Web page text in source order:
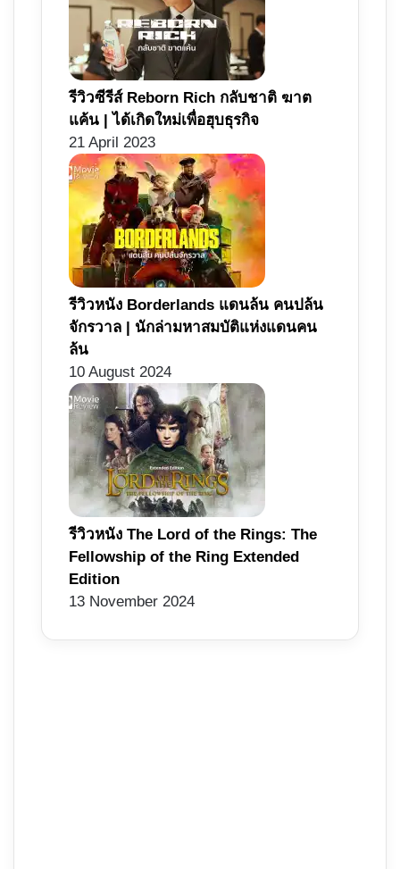
รีวิวซีรีส์ Reborn Rich กลับชาติ ฆาต
แค้น | ได้เกิดใหม่เพื่อฮุบธุรกิจ
21 April 2023
รีวิวหนัง Borderlands แดนล้น คนปล้น
จักรวาล | นักล่ามหาสมบัติแห่งแดนคน
ล้น
10 August 2024
รีวิวหนัง The Lord of the Rings: The
Fellowship of the Ring Extended
Edition
13 November 2024